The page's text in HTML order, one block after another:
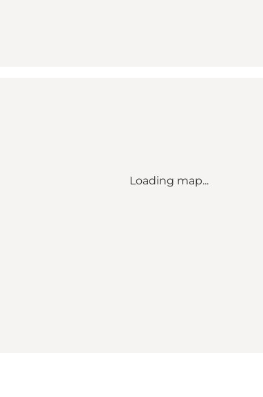
Loading map...